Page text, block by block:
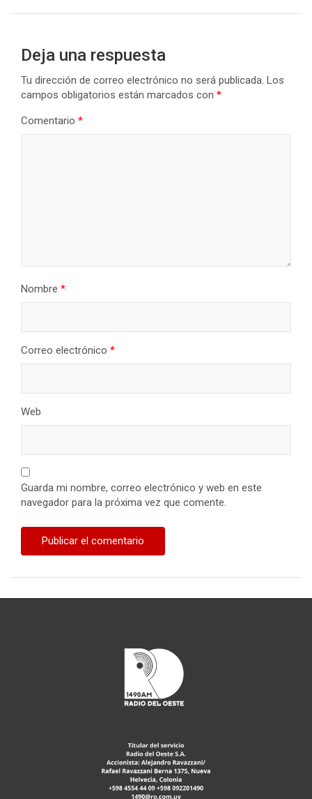
Deja una respuesta
Tu dirección de correo electrónico no será publicada. Los
campos obligatorios están marcados con *
Comentario *
Nombre *
Correo electrónico *
Web
Guarda mi nombre, correo electrónico y web en este
navegador para la próxima vez que comente.